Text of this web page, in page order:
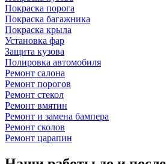
Покраска порога
Покраска багажника
Покраска крыла
Установка фар
Защита кузова
Полировка автомобиля
Ремонт салона
Ремонт порогов
Ремонт стекол
Ремонт вмятин
Ремонт и замена бампера
Ремонт сколов
Ремонт царапин